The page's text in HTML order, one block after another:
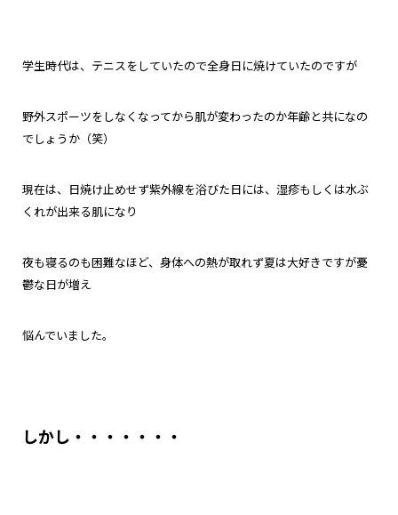
学生時代は、テニスをしていたので全身日に焼けていたのですが
野外スポーツをしなくなってから肌が変わったのか年齢と共になの
でしょうか（笑）
現在は、日焼け止めせず紫外線を浴びた日には、湿疹もしくは水ぶ
くれが出来る肌になり
夜も寝るのも困難なほど、身体への熱が取れず夏は大好きですが憂
鬱な日が増え
悩んでいました。
しかし・・・・・・・